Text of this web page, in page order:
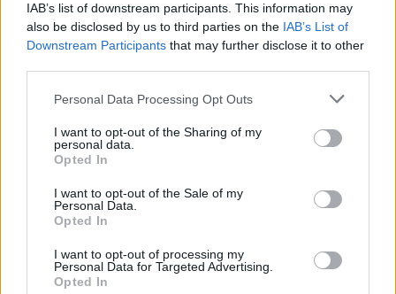
IAB’s list of downstream participants. This information may
also be disclosed by us to third parties on the IAB’s List of
Downstream Participants that may further disclose it to other
Personal Data Processing Opt Outs
I want to opt-out of the Sharing of my
personal data.
Opted In
I want to opt-out of the Sale of my
Personal Data.
Opted In
I want to opt-out of processing my
Personal Data for Targeted Advertising.
Opted In
Žiūrimiausi įrašai
00:00:49
Pateikė daugiau detalių apie iš tėvų paimtus šešis
vaikus: jiems kilusi grėsmė
Žinios | Lietuvos diena
00:00:30
Vaizdai iš tragiškos avarijos Vilniaus r.: dviejų moterų ir
Žinios | Lietuvos diena